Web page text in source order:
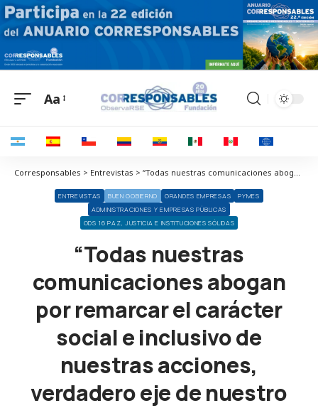
Aa
Corresponsables > Entrevistas > “Todas nuestras comunicaciones abogan por remarcar el carácter social e inclusivo de nuestras acciones, verdadero eje de nuestro hacer como compañía”
ENTREVISTAS BUEN GOBIERNO GRANDES EMPRESAS
PYMES
ADMINISTRACIONES Y EMPRESAS PÚBLICAS
ODS 16 PAZ, JUSTICIA E INSTITUCIONES SÓLIDAS
“Todas nuestras
comunicaciones abogan
por remarcar el carácter
social e inclusivo de
nuestras acciones,
verdadero eje de nuestro